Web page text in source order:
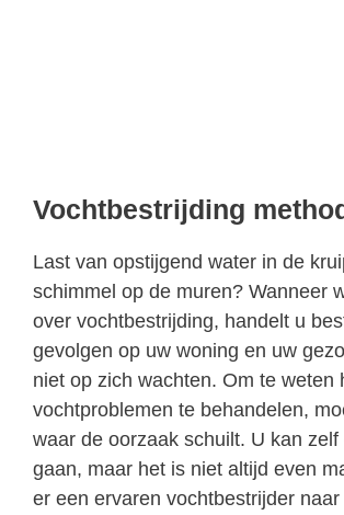
Vochtbestrijding
Last van opstijgend water in de
schimmel op de muren? Wanneer
over vochtbestrijding, handelt u
gevolgen op uw woning en uw
niet op zich wachten. Om te weten
vochtproblemen te behandelen,
waar de oorzaak schuilt. U kan
gaan, maar het is niet altijd even
er een ervaren vochtbestrijder